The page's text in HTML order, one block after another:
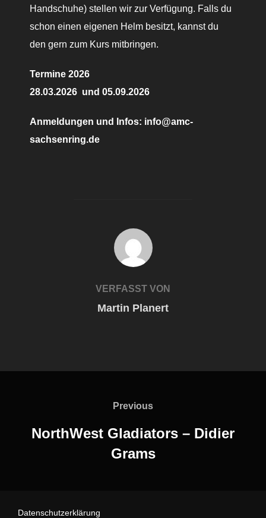
Handschuhe) stellen wir zur Verfügung. Falls du
schon einen eigenen Helm besitzt, kannst du
den gern zum Kurs mitbringen.
Termine 2026
28.03.2026 und 05.09.2026
Anmeldungen und Infos: info@amc-
sachsenring.de
BEITRAGSAUTOR
VERFASST VON
Martin Planert
Previous
NorthWest Gladiators – Didier
Grams
Datenschutzerklärung